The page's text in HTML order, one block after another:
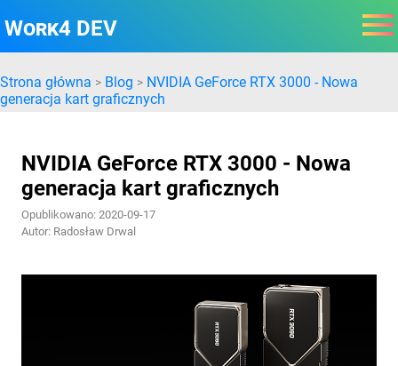
Work4 DEV
Strona główna > Blog > NVIDIA GeForce RTX 3000 - Nowa
generacja kart graficznych
NVIDIA GeForce RTX 3000 - Nowa
generacja kart graficznych
Opublikowano: 2020-09-17
Autor: Radosław Drwal